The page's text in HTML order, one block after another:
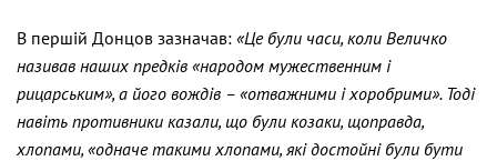
В першій Донцов зазначав: «Це були часи, коли Величко
називав наших предків «народом мужественним і
рицарським», а його вождів – «отважними і хоробрими». Тоді
навіть противники казали, що були козаки, щоправда,
хлопами, «одначе такими хлопами, які достойні були бути